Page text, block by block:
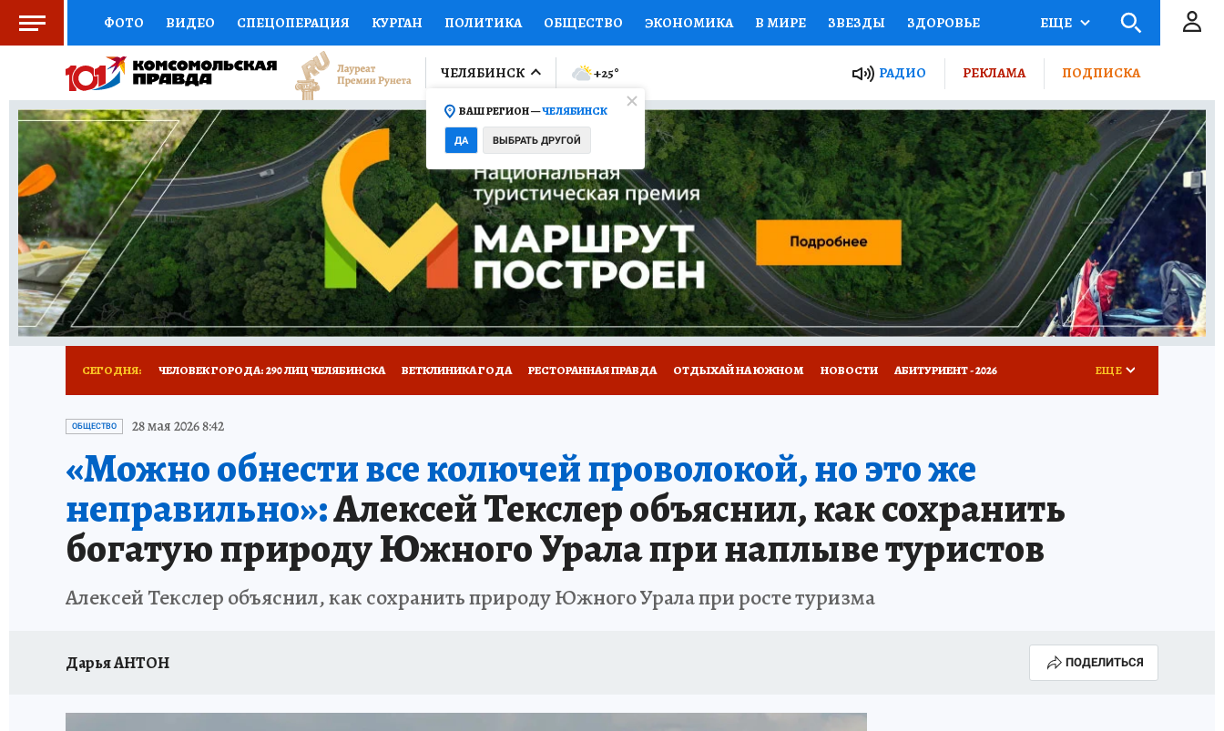
ФОТО ВИДЕО СПЕЦОПЕРАЦИЯ КУРГАН ПОЛИТИКА ОБЩЕСТВО ЭКОНОМИКА В МИРЕ ЗВЕЗДЫ ЗДОРОВЬЕ
СОЦПОДДЕРЖКА НАУКА СПОРТ КОЛУМНИСТЫ ПРОИСШЕСТВИЯ НАЦИОНАЛЬНЫЕ ПРОЕКТЫ РОССИИ
ВЫБОР ЭКСПЕРТОВ ДОКТОР ФИНАНСЫ ОТКРЫВАЕМ МИР Я ЗНАЮ СЕМЬЯ ЖЕНСКИЕ СЕКРЕТЫ ПУТЕВОДИТЕЛЬ
КНИЖНАЯ ПОЛКА ПРОГНОЗЫ НА СПОРТ ПРОМОКОДЫ СЕРИАЛЫ СПЕЦПРОЕКТЫ ДЕФИЦИТ ЖЕЛЕЗА ТУРИЗМ
ПРЕСС-ЦЕНТР НЕДВИЖИМОСТЬ ТЕЛЕВИЗОР КОЛЛЕКЦИИ КОНКУРСЫ РАБОТА У НАС ГИД ПОТРЕБИТЕЛЯ ВСЕ О КП
РАДИО КП ТЕСТЫ НОВОЕ НА САЙТЕ
ЕЩЕ
ЧЕЛЯБИНСК
ВАШ РЕГИОН —ЧЕЛЯБИНСК
ДА ВЫБРАТЬ ДРУГОЙ
+25° РАДИО РЕКЛАМА ПОДПИСКА
СЕГОДНЯ: ЧЕЛОВЕК ГОРОДА: 290 ЛИЦ ЧЕЛЯБИНСКА ВЕТКЛИНИКА ГОДА РЕСТОРАННАЯ ПРАВДА ОТДЫХАЙ НА ЮЖНОМ НОВОСТИ АБИТУРИЕНТ - 2026
КАРЬЕРА В КАРЬЕРЕ
ВОЕНКОРЫ КП АВИА УКРАИНА: СВОДКА ДНЕВНИК ПЕРВЫХ ТАКАЯ НАУКА КП В МАХ ГЕРОИ ЮЖНОГО УРАЛА ЗАДАЙ ВОПРОС ГАИ
БУДНИ ТАНКОГРАДА НАВИГАТОР ГАИ ОТДЫХ В РОССИИ ЗАПОВЕДНАЯ РОССИЯ ЮБИЛЕЙ «КОМСОМОЛКИ» ЧЕЛОВЕК ГОРОДА-2024
ФЕСТИВАЛЬНАЯ АЗБУКА КУЛИНАРНЫЕ РАССКАЗЫ БЕЛКИНА ДЕКАДЫ И ГЕРОИ ПРОИСШЕСТВИЯ ЛАПА ПОМОЩИ ЖЕНЩИНЫ В ПРОФЕССИИ
НАШИ В ДЕЛЕ ОБЯЗАТЕЛЬНАЯ ВАКЦИНАЦИЯ
ИСПЫТАНО НА СЕБЕ
ЕЩЕ
ОБЩЕСТВО 28 мая 2026 8:42
«Можно обнести все колючей проволокой, но это же
неправильно»:Алексей Текслер объяснил, как сохранить
богатую природу Южного Урала при наплыве туристов
Алексей Текслер объяснил, как сохранить природу Южного Урала при росте туризма
Дарья АНТОН ПОДЕЛИТЬСЯ